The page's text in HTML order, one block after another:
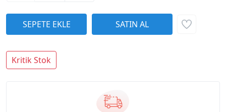
Kritik Stok